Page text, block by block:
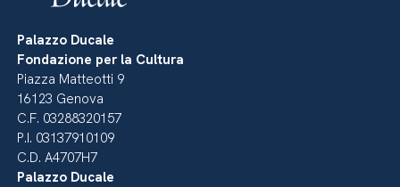
Palazzo Ducale
Fondazione per la Cultura
Piazza Matteotti 9
16123 Genova
C.F. 03288320157
P.I. 03137910109
C.D. A4707H7
Palazzo Ducale